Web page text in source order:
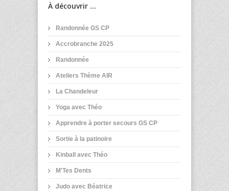
À découvrir ...
Randonnée GS CP
Accrobranche 2025
Randonnée
Ateliers Thème AIR
La Chandeleur
Yoga avec Théo
Apprendre à porter secours GS CP
Sortie à la patinoire
Kinball avec Théo
M'Tes Dents
Judo avec Béatrice